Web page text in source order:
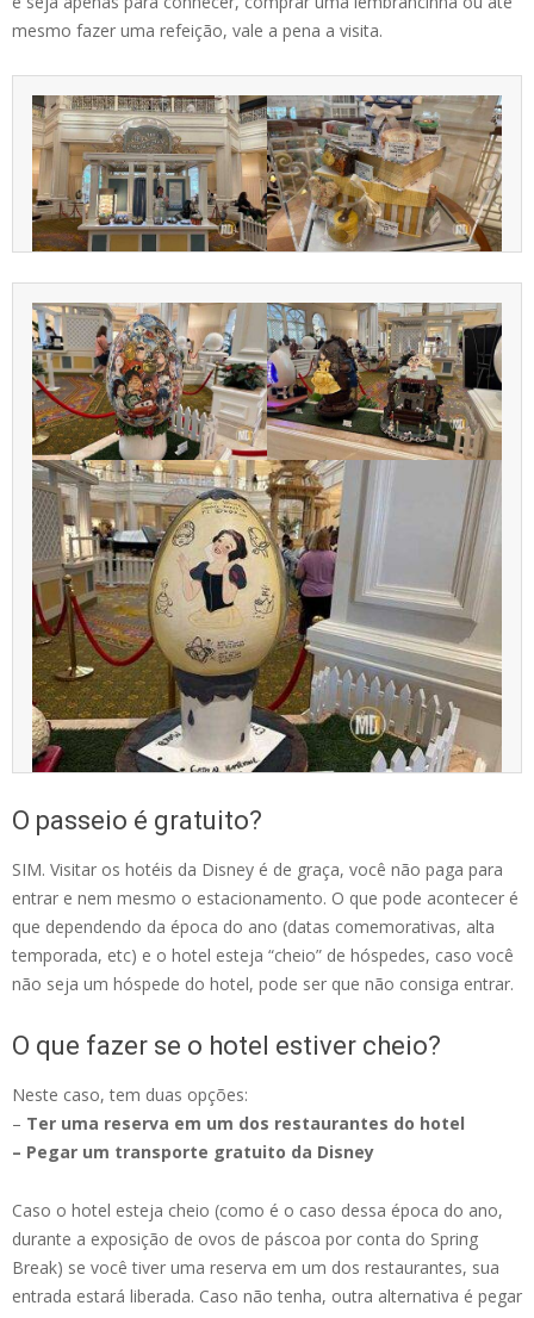
mesmo fazer uma refeição, vale a pena a visita.
O passeio é gratuito?
SIM. Visitar os hotéis da Disney é de graça, você não paga para
entrar e nem mesmo o estacionamento. O que pode acontecer é
que dependendo da época do ano (datas comemorativas, alta
temporada, etc) e o hotel esteja “cheio” de hóspedes, caso você
não seja um hóspede do hotel, pode ser que não consiga entrar.
O que fazer se o hotel estiver cheio?
Neste caso, tem duas opções:
– Ter uma reserva em um dos restaurantes do hotel
– Pegar um transporte gratuito da Disney
Caso o hotel esteja cheio (como é o caso dessa época do ano,
durante a exposição de ovos de páscoa por conta do Spring
Break) se você tiver uma reserva em um dos restaurantes, sua
entrada estará liberada. Caso não tenha, outra alternativa é pegar